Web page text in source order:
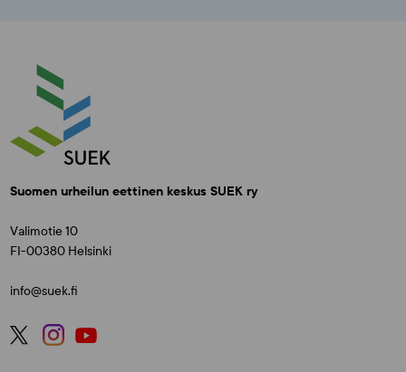
Suomen urheilun eettinen keskus SUEK ry
Valimotie 10
FI-00380 Helsinki
info@suek.fi